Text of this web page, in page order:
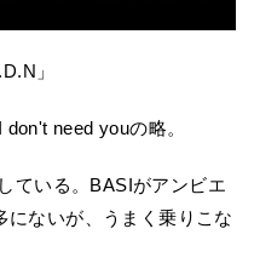
」
need youの略。
ている。BASIがアンビエ
にないが、うまく乗りこな